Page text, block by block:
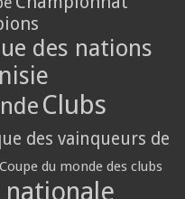
des nations
Clubs
des vainqueurs de
Coupe du monde des clubs
nationale